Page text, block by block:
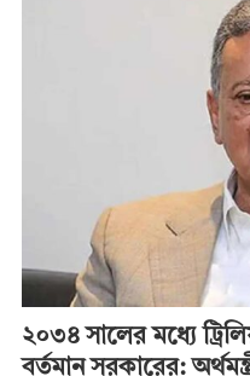
২০৩৪ সালের মধ্যে
বর্তমান সরকারের: